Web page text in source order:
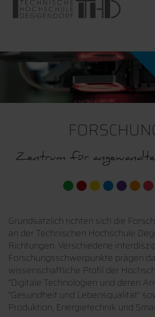
Zentrum für
Grundsätzlich richten sich die
an der Technischen Hochschule
Richtungen. Verschiedene
Forschungsschwerpunkte prägen
wissenschaftliche Profil der
“Digitale Technologien und deren
“Gesundheit und Lebensqualität“
Produktion, Energietechnik und